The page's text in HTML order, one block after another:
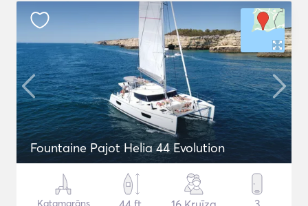
Fountaine Pajot Helia 44 Evolution
Katamarāns